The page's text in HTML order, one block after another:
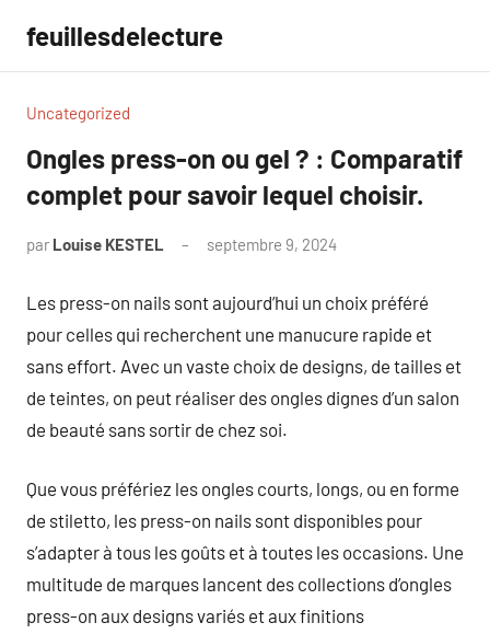
contenu
feuillesdelecture
Uncategorized
Ongles press-on ou gel ? : Comparatif
complet pour savoir lequel choisir.
par Louise KESTEL septembre 9, 2024
Les press-on nails sont aujourd’hui un choix préféré
pour celles qui recherchent une manucure rapide et
sans effort. Avec un vaste choix de designs, de tailles et
de teintes, on peut réaliser des ongles dignes d’un salon
de beauté sans sortir de chez soi.
Que vous préfériez les ongles courts, longs, ou en forme
de stiletto, les press-on nails sont disponibles pour
s’adapter à tous les goûts et à toutes les occasions. Une
multitude de marques lancent des collections d’ongles
press-on aux designs variés et aux finitions